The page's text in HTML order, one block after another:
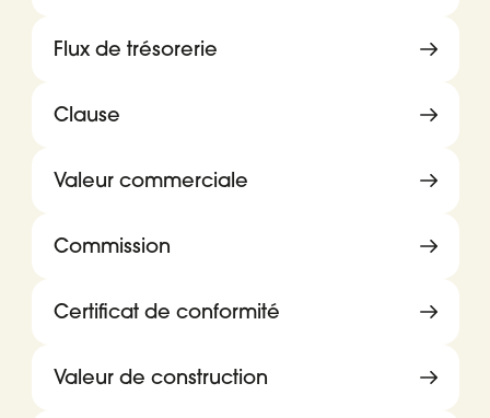
Flux de trésorerie
Clause
Valeur commerciale
Commission
Certificat de conformité
Valeur de construction